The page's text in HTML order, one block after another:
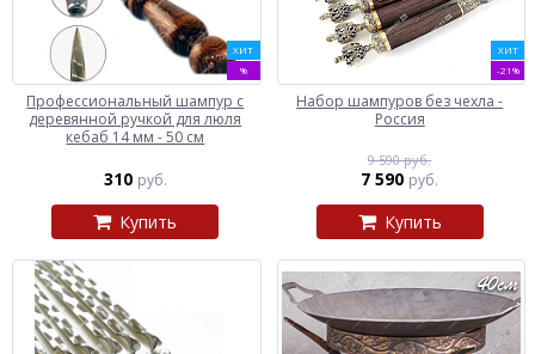
ХИТ
%
Профессиональный шампур с
деревянной ручкой для люля
кебаб 14 мм - 50 см
310 руб.
Купить
ХИТ
-21%
Набор шампуров без чехла -
Россия
9 590 руб.
7 590 руб.
Купить